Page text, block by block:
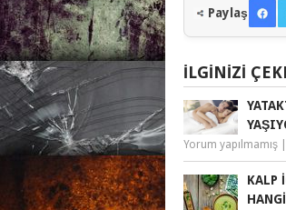
Paylaş
İLGINIZI
Yorum yapılmamış
KALP